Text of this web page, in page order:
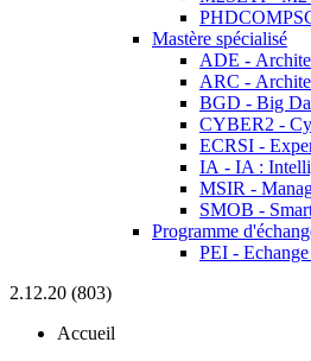
Mastère spécialisé
ADE -
ARC -
BGD - Big
CYBER2 -
ECRSI -
IA - IA :
MSIR -
SMOB -
Programme
PEI -
2.12.20 (803)
Accueil